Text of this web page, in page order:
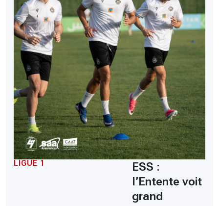
LIGUE 1
ESS :
l’Entente voit
grand